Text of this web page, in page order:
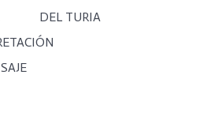
DEL TURIA